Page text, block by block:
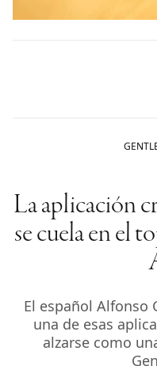
La aplicación
se cuela en el
El español Alfonso
una de esas
alzarse como